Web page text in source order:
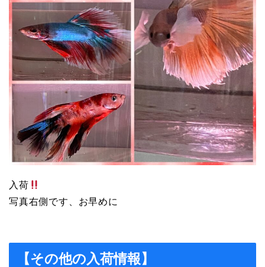
入荷
写真右側です、お早めに
【その他の入荷情報】